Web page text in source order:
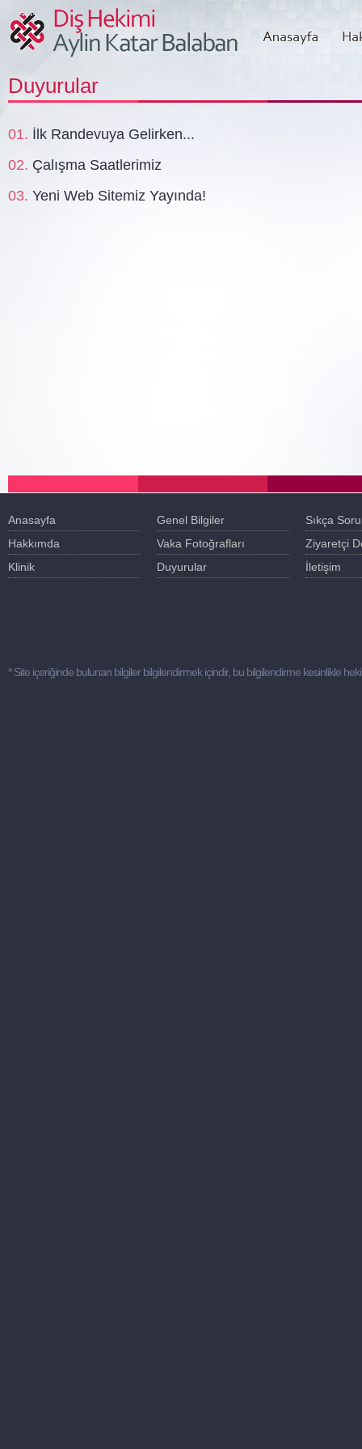
Duyurular
İlk Randevuya Gelirken...
Çalışma Saatlerimiz
Yeni Web Sitemiz Yayında!
Anasayfa
Hakkımda
Klinik
Genel Bilgiler
Vaka Fotoğrafları
Duyurular
Sıkça
Ziyaretçi
İletişim
* Site içeriğinde bulunan bilgiler bilgilendirmek içindir, bu bilgilendirme kesinlikle